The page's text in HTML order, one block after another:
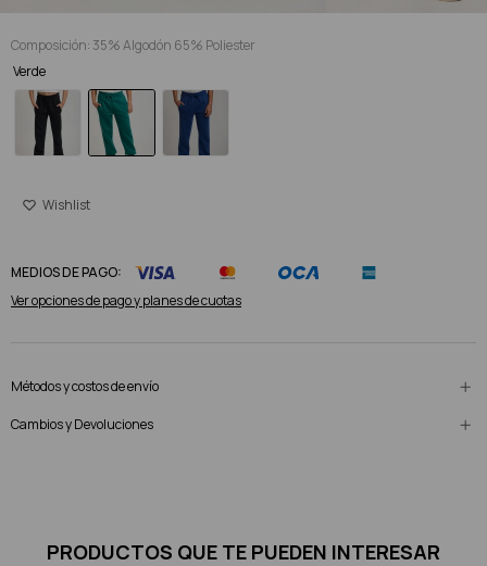
Composición: 35% Algodón 65% Poliester
Verde
MEDIOS DE PAGO:
Ver opciones de pago y planes de cuotas
Métodos y costos de envío
Cambios y Devoluciones
PRODUCTOS QUE TE PUEDEN INTERESAR